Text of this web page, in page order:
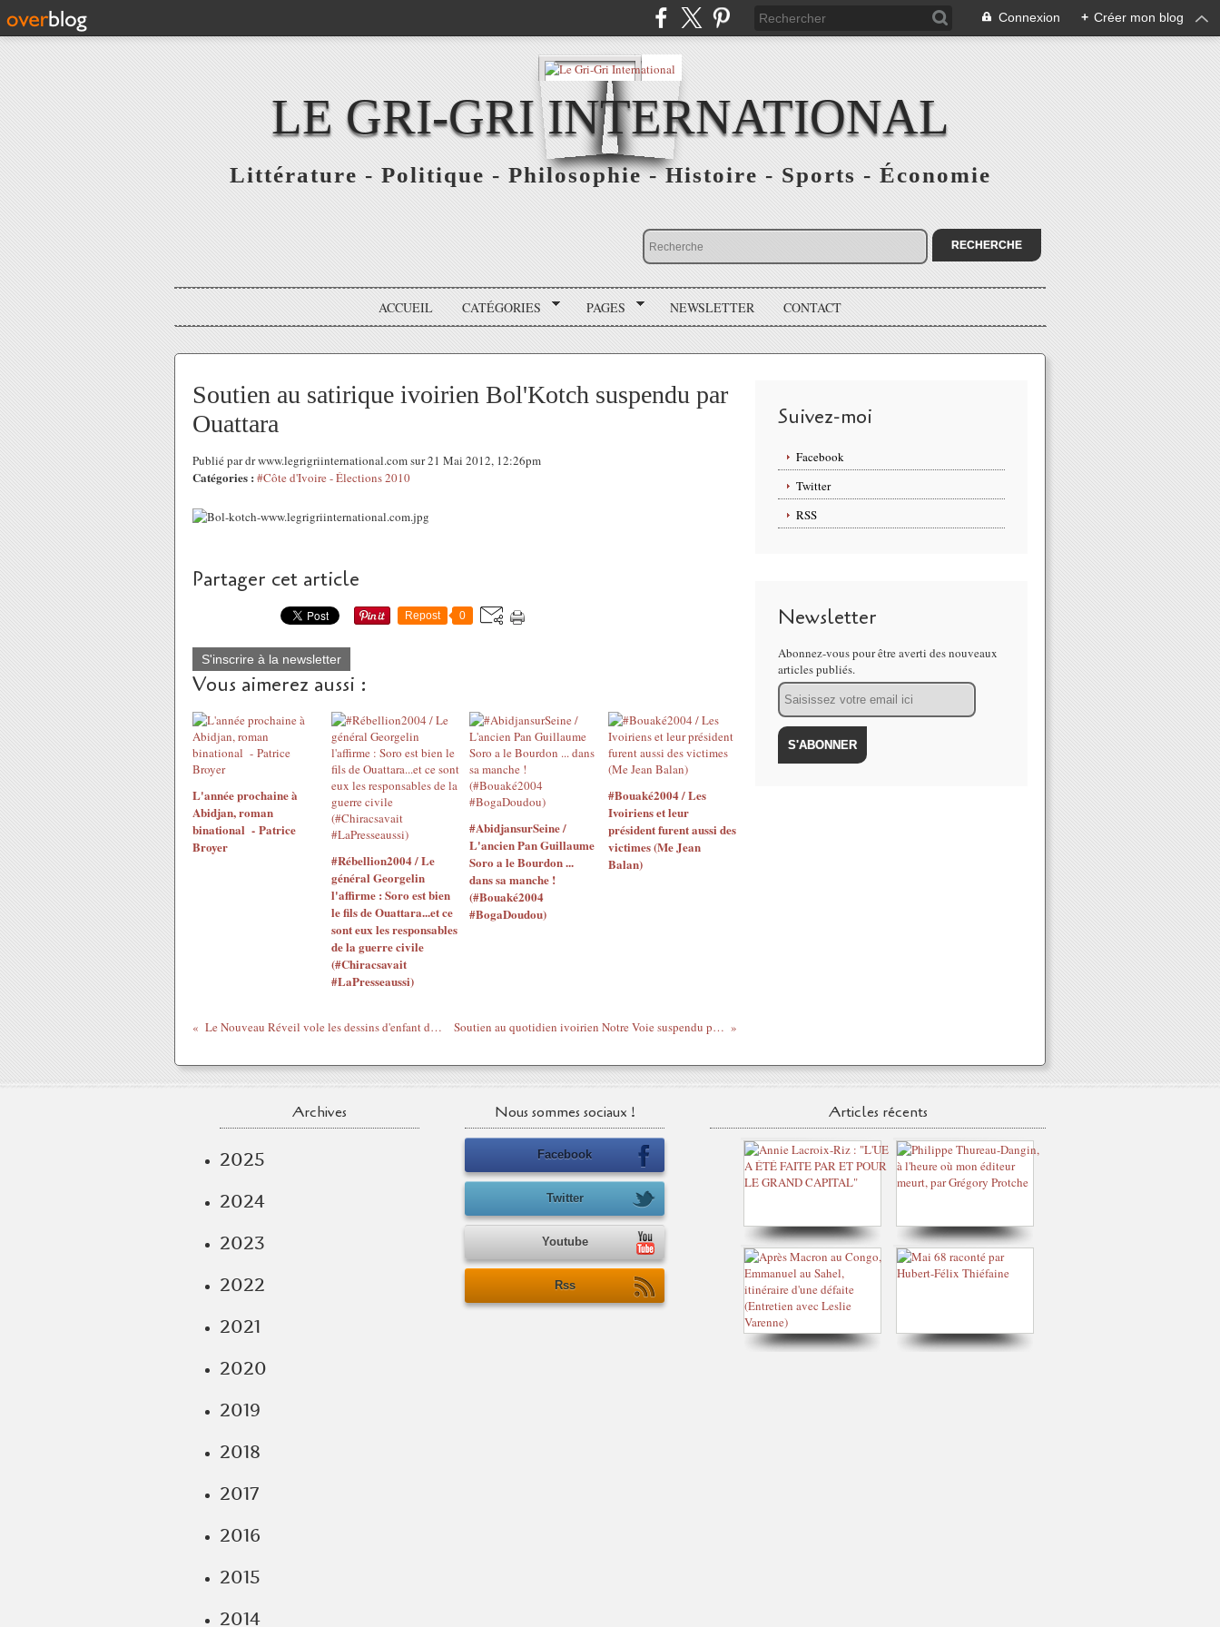
Connexion + Créer mon blog
LE GRI-GRI INTERNATIONAL
Littérature - Politique - Philosophie - Histoire - Sports - Économie
ACCUEIL CATÉGORIES PAGES NEWSLETTER CONTACT
Soutien au satirique ivoirien Bol'Kotch suspendu par
Ouattara
Publié par dr www.legrigriinternational.com sur 21 Mai 2012, 12:26pm
Catégories : #Côte d'Ivoire - Élections 2010
Partager cet article
Repost 0
S'inscrire à la newsletter
Vous aimerez aussi :
L'année prochaine à
Abidjan, roman
binational - Patrice
Broyer
#Rébellion2004 / Le
général Georgelin
l'affirme : Soro est bien
le fils de Ouattara...et ce
sont eux les responsables
de la guerre civile
(#Chiracsavait
#LaPresseaussi)
#AbidjansurSeine /
L'ancien Pan Guillaume
Soro a le Bourdon ...
dans sa manche !
(#Bouaké2004
#BogaDoudou)
#Bouaké2004 / Les
Ivoiriens et leur
président furent aussi des
victimes (Me Jean
Balan)
Le Nouveau Réveil vole les dessins d'enfant des gens !!! Soutien au quotidien ivoirien Notre Voie suspendu par Ouattara
Suivez-moi
Facebook
Twitter
RSS
Newsletter
Abonnez-vous pour être averti des nouveaux
articles publiés.
Email
Archives
2025
2024
2023
2022
2021
2020
2019
2018
2017
2016
2015
2014
Nous sommes sociaux !
Facebook
Twitter
Youtube
Rss
Articles récents